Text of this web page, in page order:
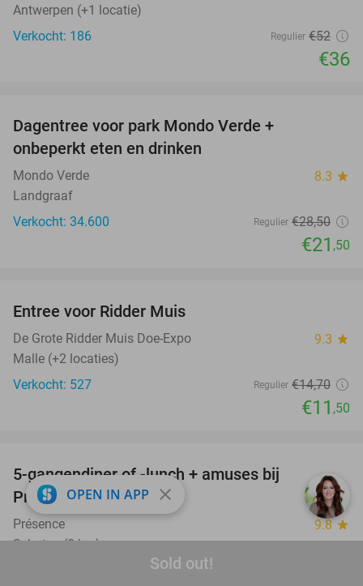
Sold out!
Antwerpen (+1 locatie)
Verkocht: 186
Regulier €52
€36
Dagentree voor park Mondo Verde +
onbeperkt eten en drinken
Mondo Verde 8.3 star
Landgraaf
Verkocht: 34.600
Regulier €28,50
€21 ,50
Entree voor Ridder Muis
De Grote Ridder Muis Doe-Expo 9.3 star
Malle (+2 locaties)
Verkocht: 527
Regulier €14,70
€11 ,50
46%
5-gangendiner of -lunch + amuses bij
Présence
Présence 9.8 star
Schoten (8 km)
OPEN IN APP close